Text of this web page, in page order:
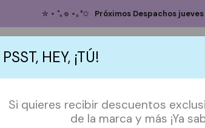
PSST, HEY, ¡TÚ!
Si quieres recibir descuentos
de la marca y más ¡Ya
TOTE BAGS ACCESORIOS POLERAS
✮ ⋆ ˚｡𖦹 ⋆｡°✩ Próximos Despachos
Inicio POLERAS HALLOWEEN
5.0
TALLA
xs